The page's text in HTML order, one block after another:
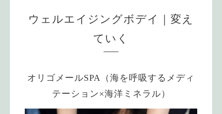
ウェルエイジングボデイ｜変え
ていく
オリゴメールSPA（海を呼吸するメディ
テーション×海洋ミネラル）